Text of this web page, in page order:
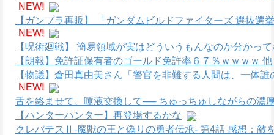
NEW!
【ガンプラ再販】 「ガンダムビルドファイターズ 選抜選
NEW!
【呪術廻戦】 簡易領域が実はどういうもんなのか分かっ
【朗報】免許証保有者のゴールド免許率６７％ｗｗｗｗ 他
【物議】倉田真由美さん「警官を非難する人間は、一体
NEW!
舌を絡ませて、唾液交換して── ちゅっちゅしながらの濃
【ハンターハンター】再登場するかな
クレバテスⅡ-魔獣の王と偽りの勇者伝承- 第4話 感想：敵